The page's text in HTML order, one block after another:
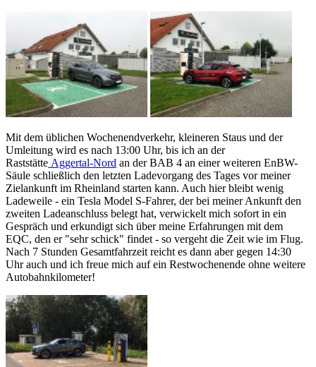
Mit dem üblichen Wochenendverkehr, kleineren Staus und der
Umleitung wird es nach 13:00 Uhr, bis ich an der
Raststätte Aggertal-Nord an der BAB 4 an einer weiteren EnBW-
Säule schließlich den letzten Ladevorgang des Tages vor meiner
Zielankunft im Rheinland starten kann. Auch hier bleibt wenig
Ladeweile - ein Tesla Model S-Fahrer, der bei meiner Ankunft den
zweiten Ladeanschluss belegt hat, verwickelt mich sofort in ein
Gespräch und erkundigt sich über meine Erfahrungen mit dem
EQC, den er "sehr schick" findet - so vergeht die Zeit wie im Flug.
Nach 7 Stunden Gesamtfahrzeit reicht es dann aber gegen 14:30
Uhr auch und ich freue mich auf ein Restwochenende ohne weitere
Autobahnkilometer!